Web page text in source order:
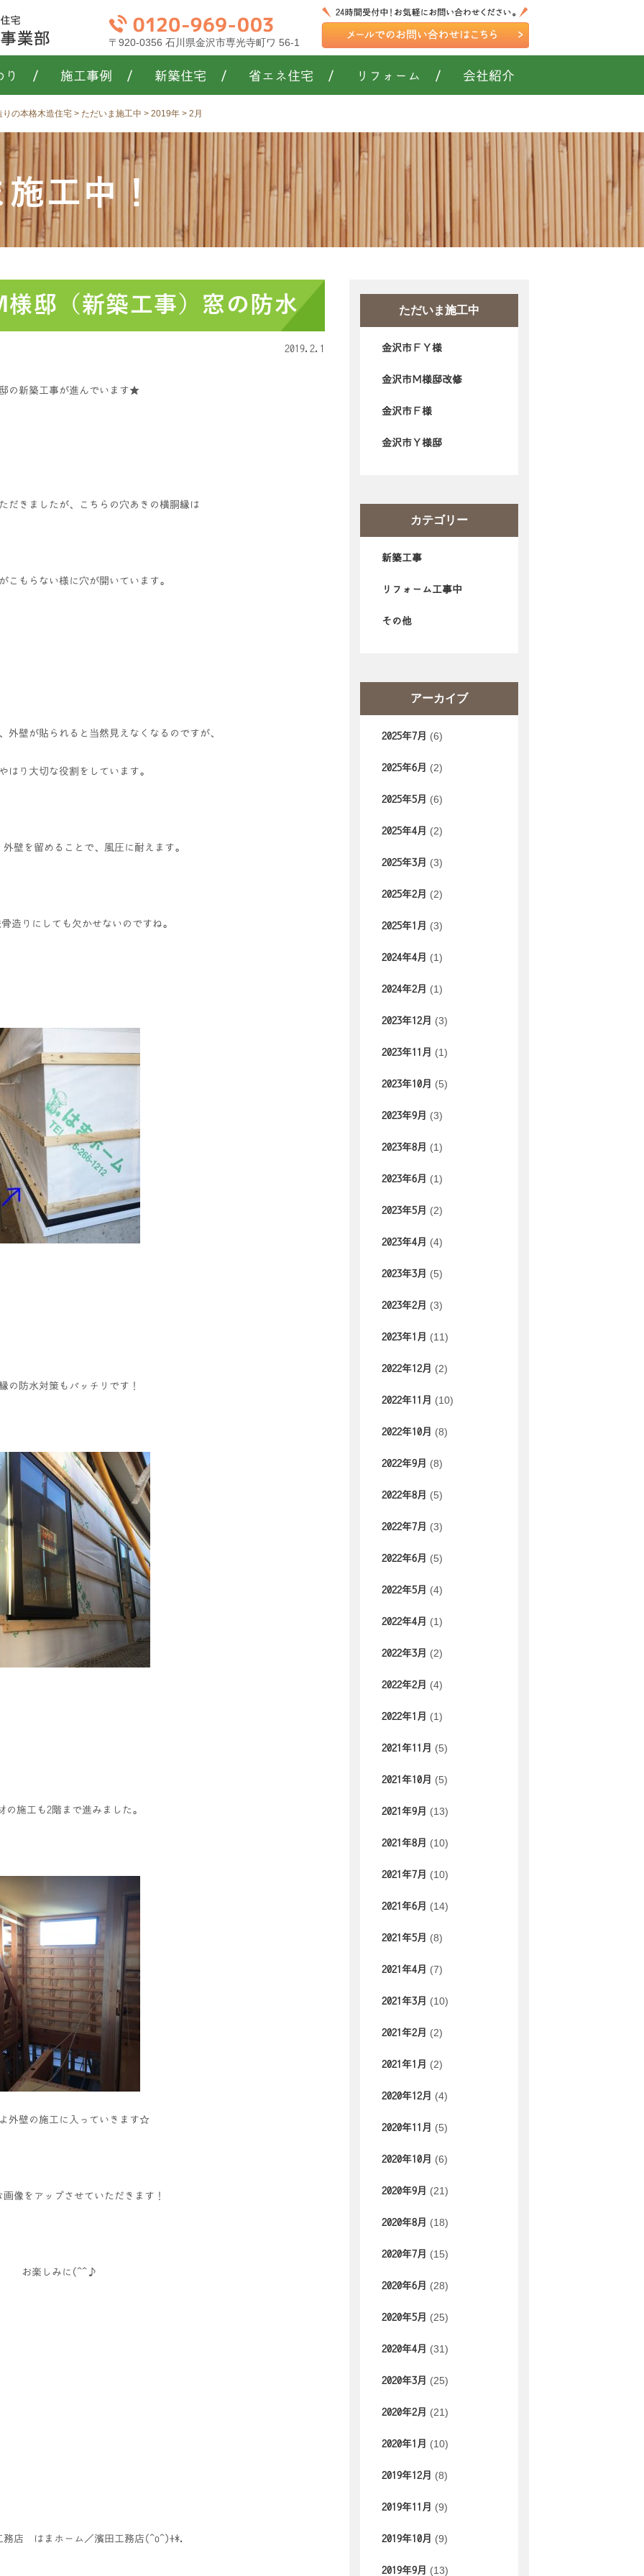
〒920-0356 石川県金沢市専光寺町ワ 56-1
り / 施工事例 / 新築住宅 / 省エネ住宅 / リフォーム / 会社紹介
りの本格木造住宅 > ただいま施工中 > 2019年 > 2月
工中！
ただいま施工中
金沢市ＦＹ様
金沢市Ｍ様邸改修
金沢市Ｆ様
金沢市Ｙ様邸
カテゴリー
新築工事
リフォーム工事中
その他
アーカイブ
2025年7月 (6)
2025年6月 (2)
2025年5月 (6)
2025年4月 (2)
2025年3月 (3)
2025年2月 (2)
2025年1月 (3)
2024年4月 (1)
2024年2月 (1)
2023年12月 (3)
2023年11月 (1)
2023年10月 (5)
2023年9月 (3)
2023年8月 (1)
2023年6月 (1)
2023年5月 (2)
2023年4月 (4)
2023年3月 (5)
2023年2月 (3)
2023年1月 (11)
2022年12月 (2)
2022年11月 (10)
2022年10月 (8)
2022年9月 (8)
2022年8月 (5)
2022年7月 (3)
2022年6月 (5)
2022年5月 (4)
2022年4月 (1)
2022年3月 (2)
2022年2月 (4)
2022年1月 (1)
2021年11月 (5)
2021年10月 (5)
2021年9月 (13)
2021年8月 (10)
2021年7月 (10)
2021年6月 (14)
2021年5月 (8)
2021年4月 (7)
2021年3月 (10)
2021年2月 (2)
2021年1月 (2)
2020年12月 (4)
2020年11月 (5)
2020年10月 (6)
2020年9月 (21)
2020年8月 (18)
2020年7月 (15)
2020年6月 (28)
2020年5月 (25)
2020年4月 (31)
2020年3月 (25)
2020年2月 (21)
2020年1月 (10)
2019年12月 (8)
2019年11月 (9)
2019年10月 (9)
2019年9月 (13)
邸（新築工事）窓の防水
2019.2.1
邸の新築工事が進んでいます★
だきましたが、こちらの穴あきの横胴縁は
こもらない様に穴が開いています。
外壁が貼られると当然見えなくなるのですが、
はり大切な役割をしています。
壁を留めることで、風圧に耐えます。
造りにしても欠かせないのですね。
の防水対策もバッチリです！
の施工も2階まで進みました。
外壁の施工に入っていきます☆
画像をアップさせていただきます！
お楽しみに(^^♪
務店 はまホーム／濱田工務店(^o^)+*.